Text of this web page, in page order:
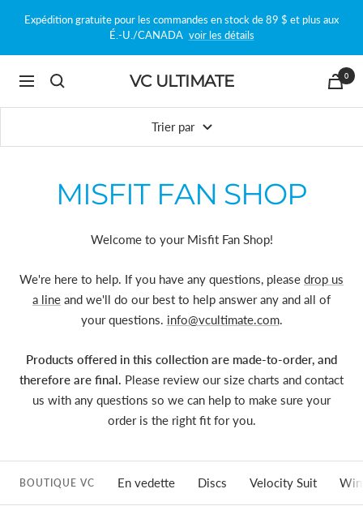
Expédition gratuite pour les commandes en stock de 89 $ et plus aux
É.-U./CANADA voir les détails
Navigation VC ULTIMATE 0
Trier par
MISFIT FAN SHOP
Welcome to your Misfit Fan Shop!
We're here to help. If you have any questions, please drop us
a line and we'll do our best to help answer any and all of
your questions. info@vcultimate.com.
Products offered in this collection are made-to-order, and
therefore are final. Please review our size charts and contact
us with any questions so we can help to make sure your
order is the right fit for you.
BOUTIQUE VC En vedette Discs Velocity Suit